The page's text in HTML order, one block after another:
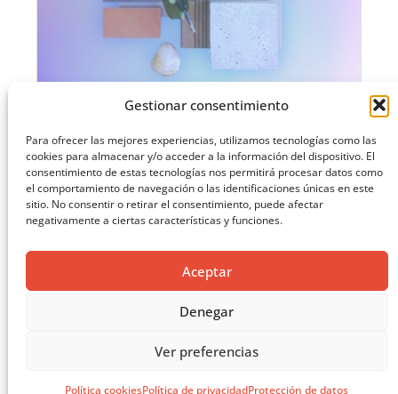
Gestionar consentimiento
Para ofrecer las mejores experiencias, utilizamos tecnologías como las
cookies para almacenar y/o acceder a la información del dispositivo. El
consentimiento de estas tecnologías nos permitirá procesar datos como
el comportamiento de navegación o las identificaciones únicas en este
sitio. No consentir o retirar el consentimiento, puede afectar
negativamente a ciertas características y funciones.
Aceptar
Denegar
Ver preferencias
Política cookiesPolítica de privacidadProtección de datos